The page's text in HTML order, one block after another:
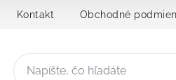
Kontakt Obchodné